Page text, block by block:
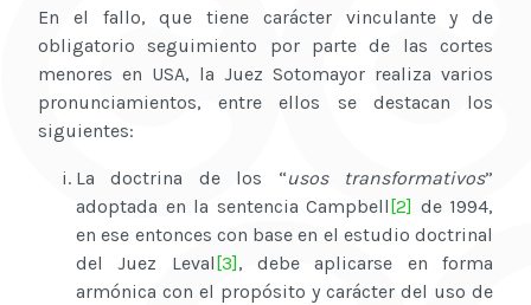
En el fallo, que tiene carácter vinculante y de
obligatorio seguimiento por parte de las cortes
menores en USA, la Juez Sotomayor realiza varios
pronunciamientos, entre ellos se destacan los
siguientes:
La doctrina de los “usos transformativos”
adoptada en la sentencia Campbell [2] de 1994,
en ese entonces con base en el estudio doctrinal
del Juez Leval [3] , debe aplicarse en forma
armónica con el propósito y carácter del uso de